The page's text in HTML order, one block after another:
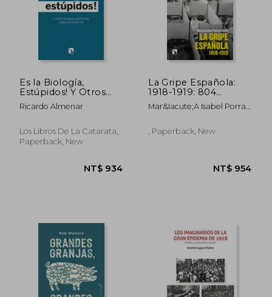
NT$ 1,112 NT$
Es la Biología,
Estúpidos! Y Otros
Ensayos Polémicos
Sobre la Covid-19
Ricardo Almenar
Los Libros De La Catarata,
Paperback, New
La Gripe Española:
1918-1919: 804
(Mayor)
Mar&Iacute;A Isabel Porras
, Paperback, New